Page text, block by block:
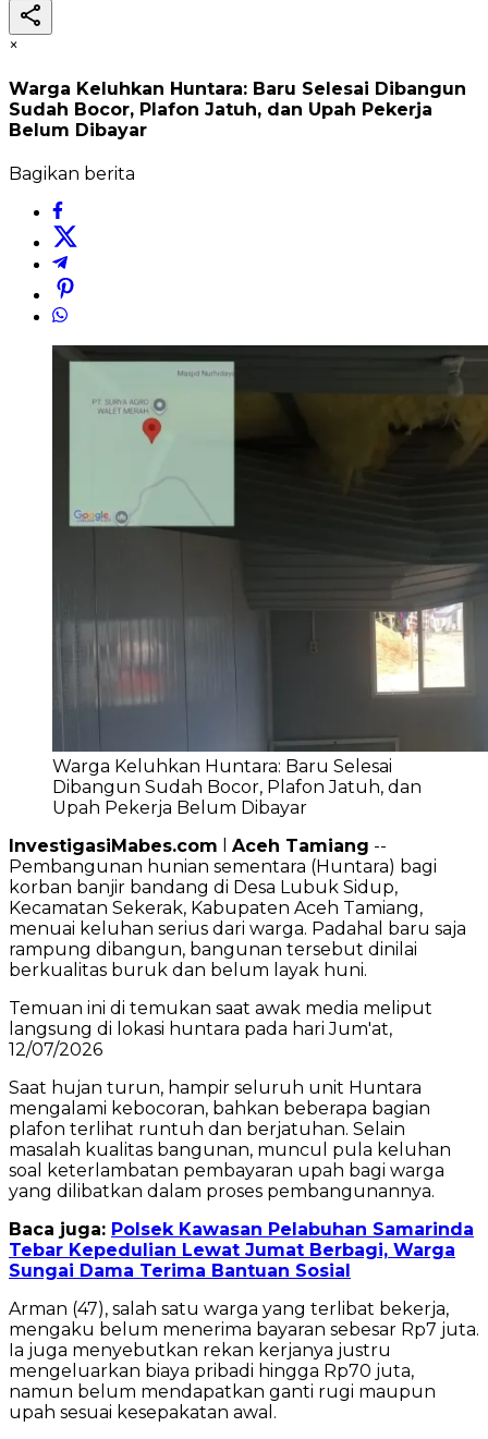
×
Warga Keluhkan Huntara: Baru Selesai Dibangun
Sudah Bocor, Plafon Jatuh, dan Upah Pekerja
Belum Dibayar
Bagikan berita
Warga Keluhkan Huntara: Baru Selesai
Dibangun Sudah Bocor, Plafon Jatuh, dan
Upah Pekerja Belum Dibayar
InvestigasiMabes.com
Aceh Tamiang --
Pembangunan hunian sementara (Huntara) bagi
korban banjir bandang di Desa Lubuk Sidup,
Kecamatan Sekerak, Kabupaten Aceh Tamiang,
menuai keluhan serius dari warga. Padahal baru saja
rampung dibangun, bangunan tersebut dinilai
berkualitas buruk dan belum layak huni.
Temuan ini di temukan saat awak media meliput
langsung di lokasi huntara pada hari Jum'at,
12/07/2026
Saat hujan turun, hampir seluruh unit Huntara
mengalami kebocoran, bahkan beberapa bagian
plafon terlihat runtuh dan berjatuhan. Selain
masalah kualitas bangunan, muncul pula keluhan
soal keterlambatan pembayaran upah bagi warga
yang dilibatkan dalam proses pembangunannya.
Baca juga: Polsek Kawasan Pelabuhan Samarinda
Tebar Kepedulian Lewat Jumat Berbagi, Warga
Sungai Dama Terima Bantuan Sosial
Arman (47), salah satu warga yang terlibat bekerja,
mengaku belum menerima bayaran sebesar Rp7 juta.
Ia juga menyebutkan rekan kerjanya justru
mengeluarkan biaya pribadi hingga Rp70 juta,
namun belum mendapatkan ganti rugi maupun
upah sesuai kesepakatan awal.